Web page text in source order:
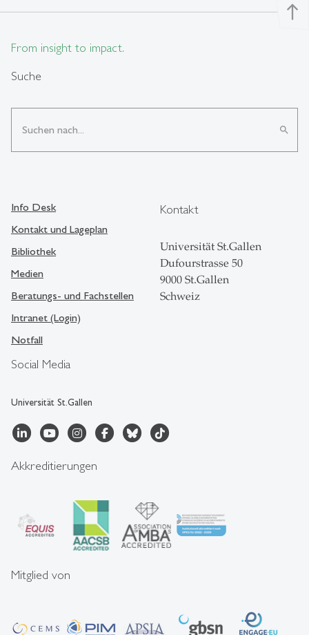
north
From insight to impact.
Suche
search
Social Media
Universität St.Gallen
Info Desk
Kontakt und Lageplan
Bibliothek
Medien
Beratungs- und Fachstellen
Intranet (Login)
Notfall
Kontakt
Universität St.Gallen
Dufourstrasse 50
9000 St.Gallen
Schweiz
Akkreditierungen
Mitglied von